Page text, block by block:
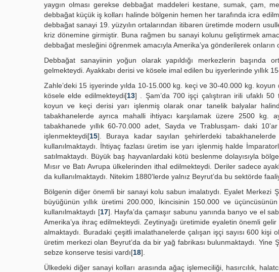
yaygın olması gerekse debbağat maddeleri kestane, sumak, çam,
debbağat küçük iş kolları halinde bölgenin hemen her tarafında icra
debbağat sanayi 19. yüzyılın ortalarından itibaren üretimde modern
kriz dönemine girmiştir. Buna rağmen bu sanayi kolunu geliştirmek
debbağat mesleğini öğrenmek amacıyla Amerika’ya gönderilerek
Debbağat sanayiinin yoğun olarak yapıldığı merkezlerin başında
gelmekteydi. Ayakkabı derisi ve kösele imal edilen bu işyerlerinde yıllık
Zahle’deki 15 işyerinde yılda 10-15.000 kg. keçi ve 30-40.000 kg.
kösele elde edilmekteydi[13] . Şam’da 700 işçi çalıştıran irili ufaklı
koyun ve keçi derisi yarı işlenmiş olarak onar tanelik balyalar
tabakhanelerde ayrıca mahalli ihtiyacı karşılamak üzere 2500 kg.
tabakhanede yıllık 60-70.000 adet, Sayda ve Trablusşam- daki
işlenmekteydi[15]. Buraya kadar sayılan şehirlerdeki
kullanılmaktaydı. İhtiyaç fazlası üretim ise yarı işlenmiş halde
satılmaktaydı. Büyük baş hayvanlardaki kötü beslenme dolayısıyla
Mısır ve Batı Avrupa ülkelerinden ithal edilmekteydi. Deriler sadece
da kullanılmaktaydı. Nitekim 1880'lerde yalnız Beyrut’da bu sektörde
Bölgenin diğer önemli bir sanayi kolu sabun imalatıydı. Eyalet Merkezi
büyüğünün yıllık üretimi 200.000, İkincisinin 150.000 ve
kullanılmaktaydı [17]. Hayfa’da çamaşır sabunu yanında banyo ve el
Amerika’ya ihraç edilmekteydi. Zeytinyağı üretimide eyaletin önemli
almaktaydı. Buradaki çeşitli imalathanelerde çalışan işçi sayısı 600 kişi
üretim merkezi olan Beyrut’da da bir yağ fabrikası bulunmaktaydı.
sebze konserve tesisi vardı[18].
Ülkedeki diğer sanayi kolları arasında ağaç işlemeciliği, hasırcılık,